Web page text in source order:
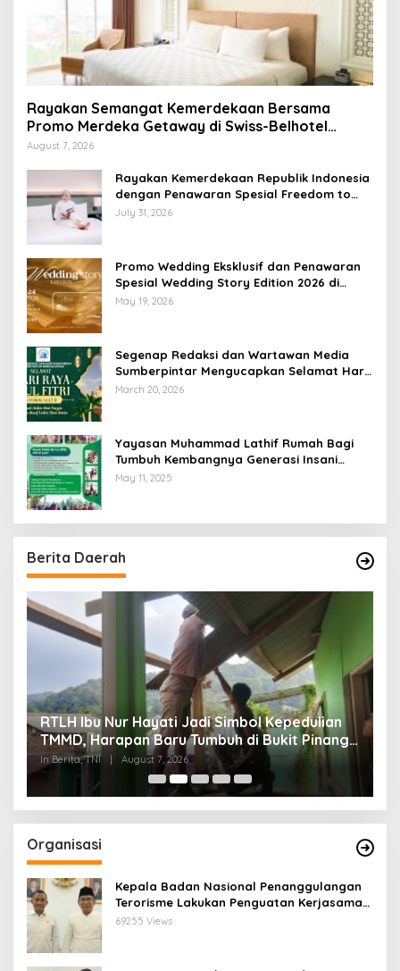
Rayakan Semangat Kemerdekaan Bersama
Promo Merdeka Getaway di Swiss-Belhotel
Lampung
August 7, 2026
Rayakan Kemerdekaan Republik Indonesia
dengan Penawaran Spesial Freedom to
Relax di Holiday Inn Lampung Bukit Randu
July 31, 2026
Promo Wedding Eksklusif dan Penawaran
Spesial Wedding Story Edition 2026 di
Swiss-Belhotel Lampung
May 19, 2026
Segenap Redaksi dan Wartawan Media
Sumberpintar Mengucapkan Selamat Hari
Raya Idul Fitri 1447 Hijriyah / 2026 M
March 20, 2026
Yayasan Muhammad Lathif Rumah Bagi
Tumbuh Kembangnya Generasi Insani
Cerdas dan Berkarakter
May 11, 2025
Berita Daerah
RTLH Ibu Nur Hayati Jadi Simbol Kepedulian
TMMD, Harapan Baru Tumbuh di Bukit Pinang
Jaya
In Berita, TNI August 7, 2026
Organisasi
Kepala Badan Nasional Penanggulangan
Terorisme Lakukan Penguatan Kerjasama
Ketua Pengurus Besar Nahdlatul Ulama
69255 Views